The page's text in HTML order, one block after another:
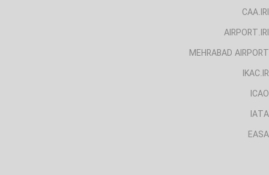
CAA.IRI
AIRPORT.IRI
MEHRABAD AIRPORT
IKAC.IR
ICAO
IATA
EASA